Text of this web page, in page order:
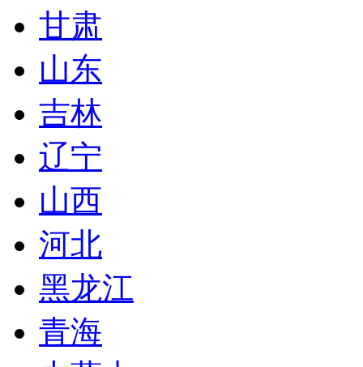
甘肃
山东
吉林
辽宁
山西
河北
黑龙江
青海